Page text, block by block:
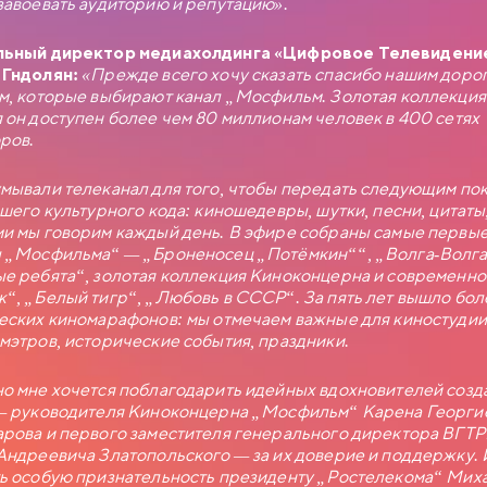
директор медиахолдинга «Цифровое
«Прежде всего хочу сказать спасибо нашим
которые выбирают канал „Мосфильм. Золотая
он доступен более чем 80 миллионам человек в 400 сетях
телеканал для того, чтобы передать следующим
культурного кода: киношедевры, шутки, песни, цитаты,
мы говорим каждый день. В эфире собраны самые
„Мосфильма“ — „Броненосец „Потёмкин““, „Волга-
ребята“, золотая коллекция Киноконцерна и
„Белый тигр“, „Любовь в СССР“. За пять лет вышло
киномарафонов: мы отмечаем важные для
исторические события, праздники.
мне хочется поблагодарить идейных вдохновителей
руководителя Киноконцерна „Мосфильм“ Карена
и первого заместителя генерального директора
Златопольского — за их доверие и поддержку.
особую признательность президенту „Ростелекома“
МОСФИЛЬМА
Новосельцев, рядовой служащий одного статистического
робкий и застенчивый. Для него неплохо бы получить
отделом, но он не знает как подступиться к этому делу. Старый
советует ему приударить за Людмилой Прокопьевной
в юбке и директором заведения…